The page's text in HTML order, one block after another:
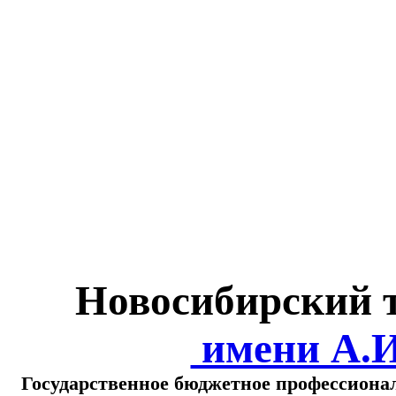
Новосибирский
имени
Государственное бюджетное